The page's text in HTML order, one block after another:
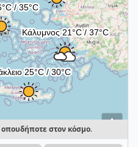
i
οπουδήποτε στον κόσμο.